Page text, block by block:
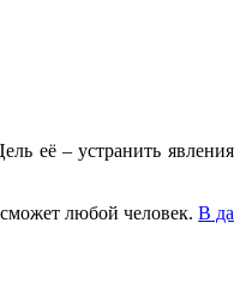
её – устранить
любой человек.В